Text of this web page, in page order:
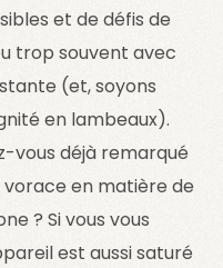
et de défis de
trop souvent avec
(et, soyons
en lambeaux).
vous déjà remarqué
en matière de
? Si vous vous
est aussi saturé